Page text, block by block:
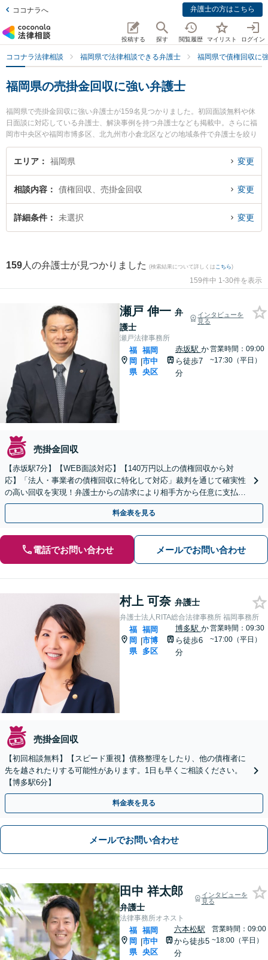
ココナラへ 弁護士の方はこちら
投稿する 探す 閲覧履歴 マイリスト ログイン
ココナラ法律相談 福岡県で法律相談できる弁護士 福岡県で債権回収に
福岡県の売掛金回収に強い弁護士
福岡県で売掛金回収に強い弁護士が159名見つかりました。初回面談無料や休
日面談に対応している弁護士、解決事例を持つ弁護士なども掲載中。さらに福
岡市中央区や福岡市博多区、北九州市小倉北区などの地域条件で弁護士を絞り
込めます。債権回収に関係する売掛金回収や債権回収代行、債権の時効中断等
の細かな分野での絞り込み検索もでき便利です。特に瀬戸法律事務所の瀬戸 伸
どが注目されています。『福岡県で土日や夜間に発生した売掛金回収のトラブ
ルを今すぐに弁護士に相談したい』『売掛金回収のトラブル解決の実績豊富な
近くの弁護士を検索したい』『初回相談無料で売掛金回収を法律相談できる福
エリア 福岡県 変更
相談内容 債権回収、売掛金回収 変更
詳細条件 未選択 変更
159 人の弁護士が見つかりました (検索結果について詳しくは こちら)
159件中 1-30件を表示
瀬戸 伸一 弁
護士
インタビューを
見る
瀬戸法律事務所
福
岡
県
|
福岡
市中
央区
赤坂駅 か
ら徒歩7
分
営業時間：09:00
~17:30（平日）
売掛金回収
【赤坂駅7分】【WEB面談対応】【140万円以上の債権回収から対
応】「法人・事業者の債権回収に特化して対応」裁判を通じて確実性
の高い回収を実現！弁護士からの請求により相手方から任意に支払わ
れるケースも多数あり「企業法務から債権回収まで」
料金表を見る
電話でお問い合わせ メールでお問い合わせ
村上 可奈 弁護士
弁護士法人RITA総合法律事務所 福岡事務所
福
岡
県
|
福岡
市博
多区
博多駅 か
ら徒歩6
分
営業時間：09:30
~17:00（平日）
売掛金回収
【初回相談無料】【スピード重視】債務整理をしたり、他の債権者に
先を越されたりする可能性があります。1日も早くご相談ください。
【博多駅6分】
料金表を見る
メールでお問い合わせ
田中 祥太郎
弁護士
インタビューを
見る
法律事務所オネスト
福
岡
県
|
福岡
市中
央区
六本松駅
から徒歩5
分
営業時間：09:00
~18:00（平日）